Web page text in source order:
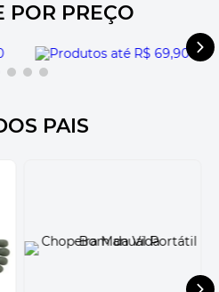
POR PREÇO
PAIS